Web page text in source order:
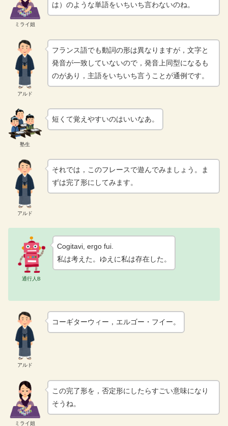
ミライ姐
は）のような単語をいちいち言わないのね。
アルド
フランス語でも動詞の形は異なりますが，文字と
発音が一致していないので，発音上同型になるも
のがあり，主語をいちいち言うことが通例です。
塾生
短くて覚えやすいのはいいなあ。
アルド
それでは，このフレースで遊んでみましょう。ま
ずは完了形にしてみます。
通行人B
Cogitavi, ergo fui.
私は考えた。ゆえに私は存在した。
アルド
コーギターウィー，エルゴー・フイー。
ミライ姐
この完了形を，否定形にしたらすごい意味になり
そうね。